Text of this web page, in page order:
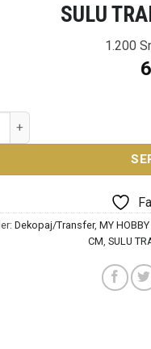
SULU
1.200
ST 2128 adet
Dekopaj/Transfer, MY
CM, SULU